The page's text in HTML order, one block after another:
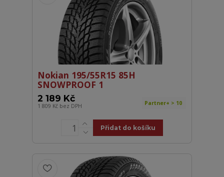
Nokian 195/55R15 85H
SNOWPROOF 1
2 189 Kč
1 809 Kč bez DPH Partner+ > 10
Přidat do košíku